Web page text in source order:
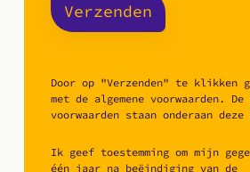
Verzenden
Door op "Verzenden" te klikken
met de algemene voorwaarden. De
voorwaarden staan onderaan deze
Ik geef toestemming om mijn
één jaar na beëindiging van de